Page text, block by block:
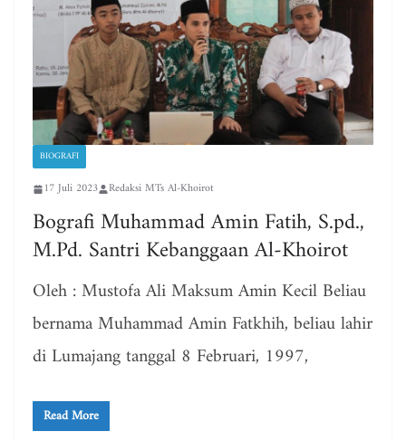
BIOGRAFI
17 Juli 2023 Redaksi MTs Al-Khoirot
Bografi Muhammad Amin Fatih, S.pd.,
M.Pd. Santri Kebanggaan Al-Khoirot
Oleh : Mustofa Ali Maksum Amin Kecil Beliau
bernama Muhammad Amin Fatkhih, beliau lahir
di Lumajang tanggal 8 Februari, 1997,
Read More